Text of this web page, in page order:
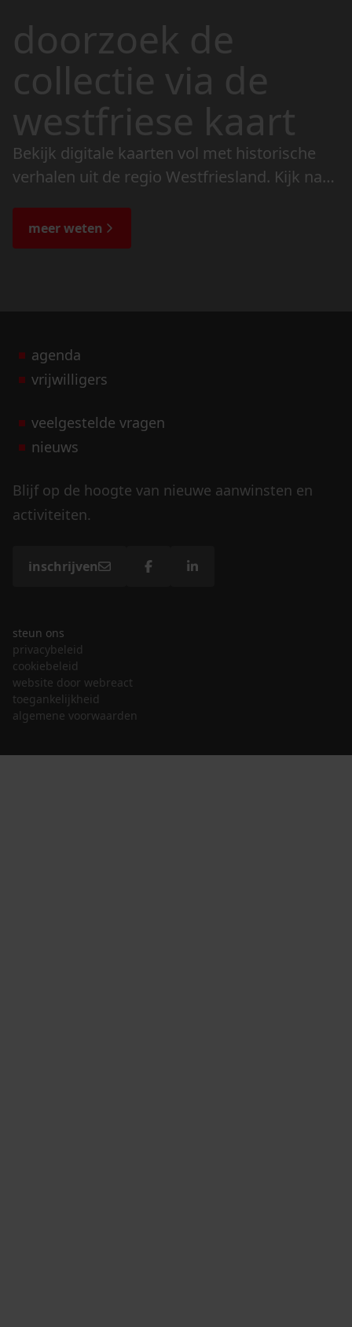
doorzoek de
collectie via de
westfriese kaart
Bekijk digitale kaarten vol met historische
verhalen uit de regio Westfriesland. Kijk naar
de bijzondere verhalen.
meer weten
agenda
vrijwilligers
veelgestelde vragen
nieuws
Blijf op de hoogte van nieuwe aanwinsten en
activiteiten.
inschrijven
steun ons
privacybeleid
cookiebeleid
website door webreact
toegankelijkheid
algemene voorwaarden